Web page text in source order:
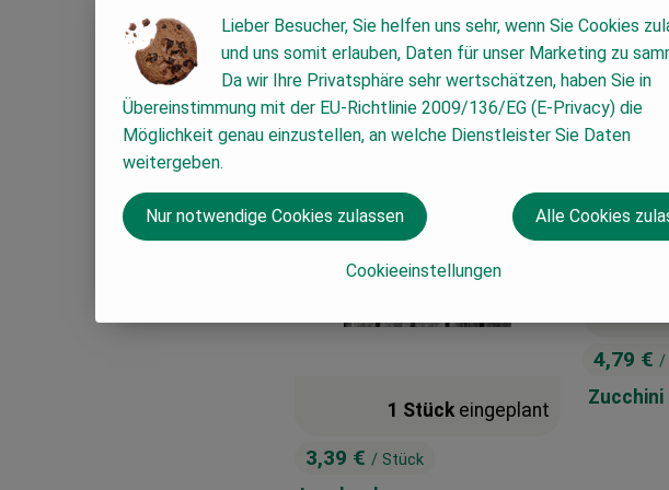
, Preis:
3,39 € / Stück
1 Stück eingeplant
, Verband:
, Kontrollstelle:
DE-ÖKO-037
regional
, Preis:
4,79 €/
Zucchini
Lieber Besucher, Sie helfen uns sehr, wenn Sie Cookies
und uns somit erlauben, Daten für unser Marketing zu
Da wir Ihre Privatsphäre sehr wertschätzen, haben Sie in
Übereinstimmung mit der EU-Richtlinie 2009/136/EG (E-Privacy) die
Möglichkeit genau einzustellen, an welche Dienstleister Sie Daten
weitergeben.
Cookieeinstellungen
Nur notwendige Cookies zulassen Alle Cookies